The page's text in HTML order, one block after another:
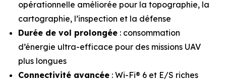
opérationnelle améliorée pour la topographie, la
cartographie, l’inspection et la défense
Durée de vol prolongée : consommation
d’énergie ultra-efficace pour des missions UAV
plus longues
Connectivité avancée : Wi-Fi® 6 et E/S riches